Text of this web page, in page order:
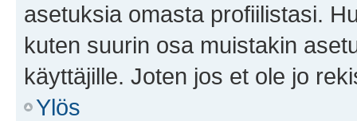
asetuksia omasta profiilistasi.
kuten suurin osa muistakin
käyttäjille. Joten jos et ole jo
Ylös